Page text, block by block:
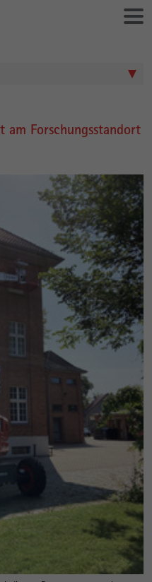
am Forschungsstandort